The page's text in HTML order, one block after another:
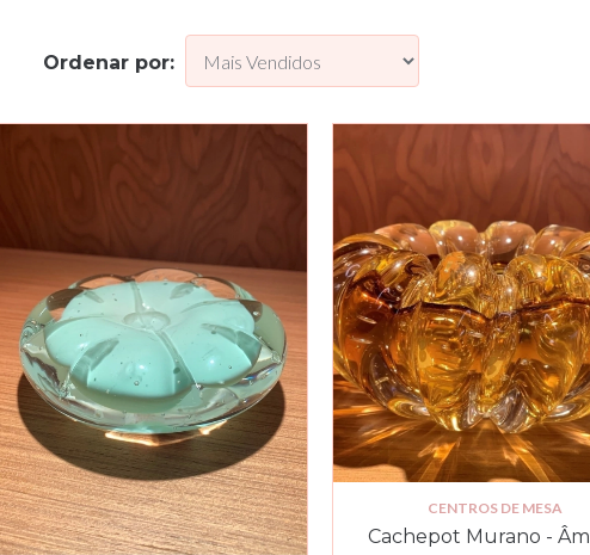
Ordenar por:
CENTROS DE MESA
Cachepot Murano -